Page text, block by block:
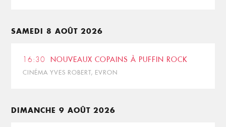
SAMEDI 8 AOÛT 2026
16:30 NOUVEAUX COPAINS À PUFFIN ROCK
CINÉMA YVES ROBERT, EVRON
DIMANCHE 9 AOÛT 2026